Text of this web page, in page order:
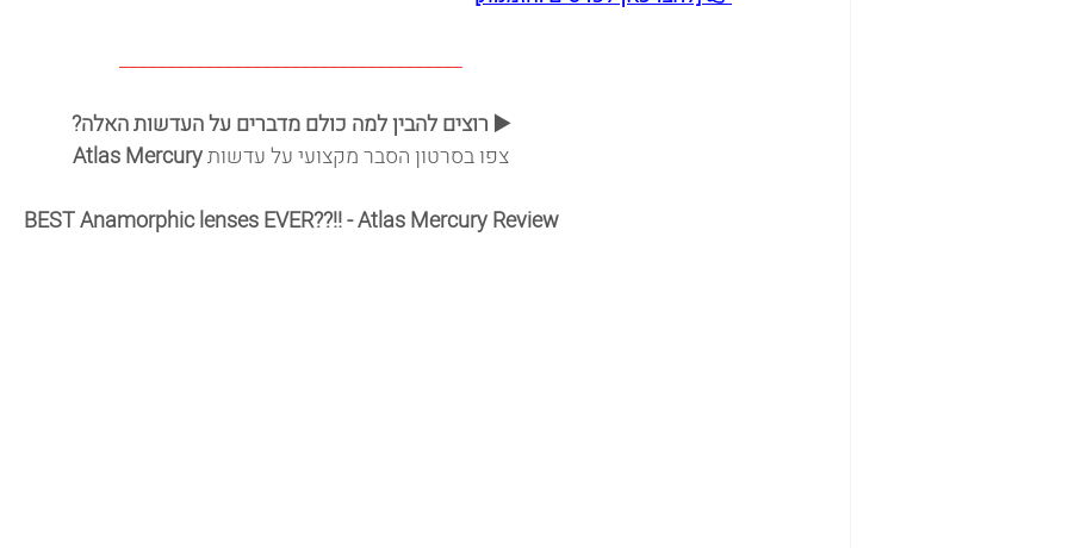
____________________________________
▶️ רוצים להבין למה כולם מדברים על העדשות האלה?
צפו בסרטון הסבר מקצועי על עדשות Atlas Mercury
BEST Anamorphic lenses EVER??!! - Atlas Mercury Review